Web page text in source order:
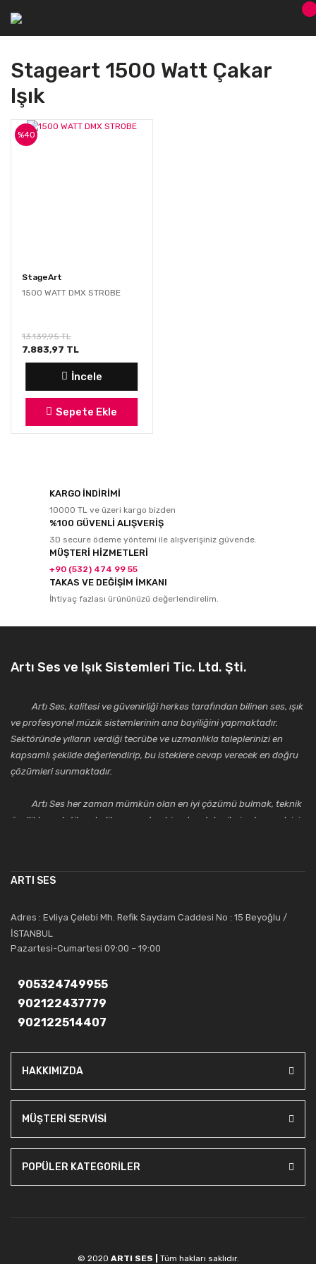
Stageart 1500 Watt Çakar
Işık
StageArt
1500 WATT DMX STROBE
%40
13.139,95 TL
7.883,97 TL
İncele
Sepete Ekle
KARGO İNDİRİMİ
10000 TL ve üzeri kargo bizden
%100 GÜVENLİ ALIŞVERİŞ
3D secure ödeme yöntemi ile alışverişiniz güvende.
MÜŞTERİ HİZMETLERİ
+90 (532) 474 99 55
TAKAS VE DEĞİŞİM İMKANI
İhtiyaç fazlası ürününüzü değerlendirelim.
Artı Ses ve Işık Sistemleri Tic. Ltd. Şti.
Artı Ses, kalitesi ve güvenirliği herkes tarafından bilinen ses, ışık
ve profesyonel müzik sistemlerinin ana bayiliğini yapmaktadır.
Sektöründe yılların verdiği tecrübe ve uzmanlıkla taleplerinizi en
kapsamlı şekilde değerlendirip, bu isteklere cevap verecek en doğru
çözümleri sunmaktadır.
Artı Ses her zaman mümkün olan en iyi çözümü bulmak, teknik
özellikler, estetik ve kalite açısından bir adım daha ileriye taşımak için
saygıdeğer yerini kazanmıştır.
Artı Ses, güler yüzü ve deneyimi ile bu gün ve gelecekte
güvenebileceğiniz bir tercihtir.
ARTI SES
Adres : Evliya Çelebi Mh. Refik Saydam Caddesi No : 15 Beyoğlu /
İSTANBUL
Pazartesi-Cumartesi 09:00 – 19:00
905324749955
902122437779
902122514407
HAKKIMIZDA
MÜŞTERİ SERVİSİ
POPÜLER KATEGORİLER
© 2020 ARTI SES | Tüm hakları saklıdır.